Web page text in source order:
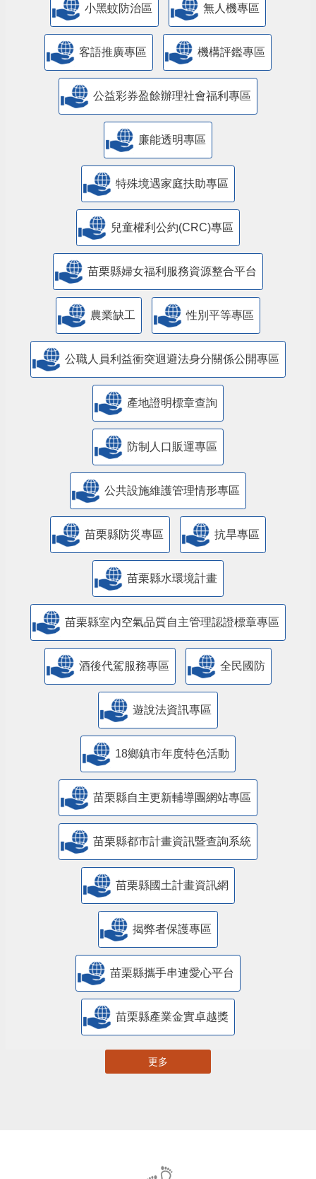
小黑蚊防治區 無人機專區
客語推廣專區 機構評鑑專區
公益彩券盈餘辦理社會福利專區
廉能透明專區
特殊境遇家庭扶助專區
兒童權利公約(CRC)專區
苗栗縣婦女福利服務資源整合平台
農業缺工 性別平等專區
公職人員利益衝突迴避法身分關係公開專區
產地證明標章查詢
防制人口販運專區
​公共設施維護管理情形專區
苗栗縣防災專區 抗旱專區
苗栗縣水環境計畫
苗栗縣室內空氣品質自主管理認證標章專區
酒後代駕服務專區 全民國防
遊說法資訊專區
18鄉鎮市年度特色活動
苗栗縣自主更新輔導團網站專區
苗栗縣都市計畫資訊暨查詢系統
苗栗縣國土計畫資訊網
揭弊者保護專區
苗栗縣攜手串連愛心平台
苗栗縣產業金實卓越獎
更多